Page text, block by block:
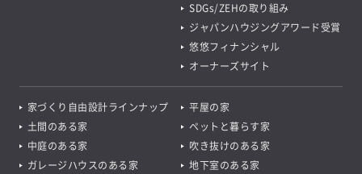
SDGs/ZEHの取り組み
ジャパンハウジングアワード受賞
悠悠フィナンシャル
オーナーズサイト
家づくり自由設計ラインナップ
平屋の家
土間のある家
ペットと暮らす家
中庭のある家
吹き抜けのある家
ガレージハウスのある家
地下室のある家